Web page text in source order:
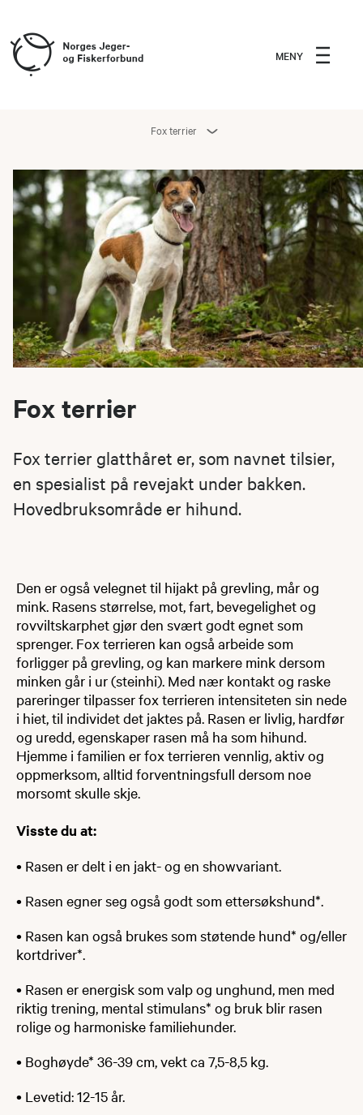
MENY
Fox terrier
Fox terrier
Fox terrier glatthåret er, som navnet tilsier,
en spesialist på revejakt under bakken.
Hovedbruksområde er hihund.
Den er også velegnet til hijakt på grevling, mår og
mink. Rasens størrelse, mot, fart, bevegelighet og
rovviltskarphet gjør den svært godt egnet som
sprenger. Fox terrieren kan også arbeide som
forligger på grevling, og kan markere mink dersom
minken går i ur (steinhi). Med nær kontakt og raske
pareringer tilpasser fox terrieren intensiteten sin nede
i hiet, til individet det jaktes på. Rasen er livlig, hardfør
og uredd, egenskaper rasen må ha som hihund.
Hjemme i familien er fox terrieren vennlig, aktiv og
oppmerksom, alltid forventningsfull dersom noe
morsomt skulle skje.
Visste du at:
• Rasen er delt i en jakt- og en showvariant.
• Rasen egner seg også godt som ettersøkshund*.
• Rasen kan også brukes som støtende hund* og/eller
kortdriver*.
• Rasen er energisk som valp og unghund, men med
riktig trening, mental stimulans* og bruk blir rasen
rolige og harmoniske familiehunder.
• Boghøyde* 36-39 cm, vekt ca 7,5-8,5 kg.
• Levetid: 12-15 år.